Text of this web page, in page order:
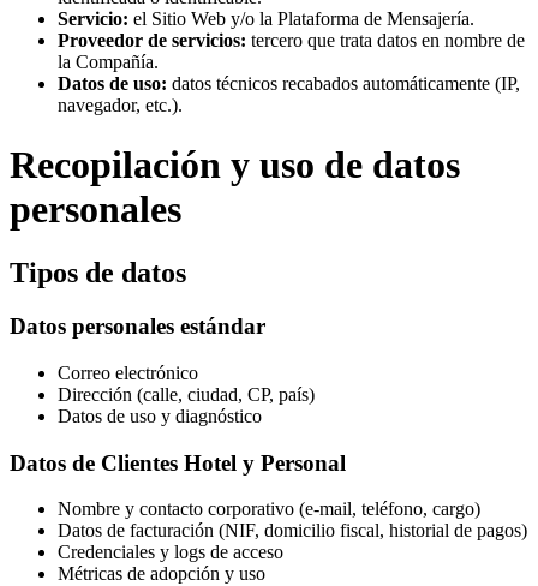
Servicio: el Sitio Web y/o la Plataforma de Mensajería.
Proveedor de servicios: tercero que trata datos en nombre de
la Compañía.
Datos de uso: datos técnicos recabados automáticamente (IP,
navegador, etc.).
Recopilación y uso de datos
personales
Tipos de datos
Datos personales estándar
Correo electrónico
Dirección (calle, ciudad, CP, país)
Datos de uso y diagnóstico
Datos de Clientes Hotel y Personal
Nombre y contacto corporativo (e-mail, teléfono, cargo)
Datos de facturación (NIF, domicilio fiscal, historial de pagos)
Credenciales y logs de acceso
Métricas de adopción y uso